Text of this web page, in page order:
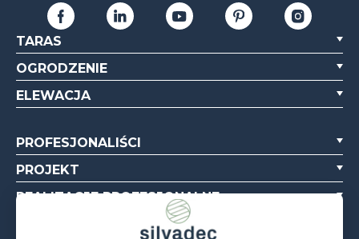
TARAS
OGRODZENIE
ELEWACJA
PROFESJONALIŚCI
PROJEKT
REALIZACJE PROFESJONALNE